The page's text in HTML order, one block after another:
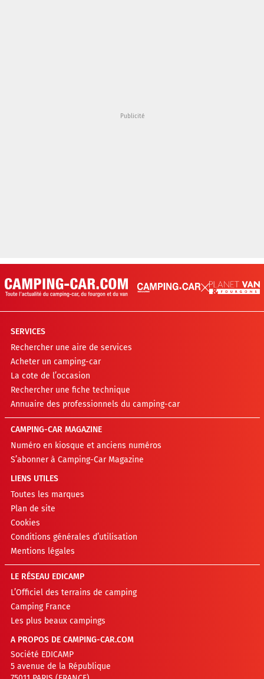
SERVICES
Rechercher une aire de services
Acheter un camping-car
La cote de l’occasion
Rechercher une fiche technique
Annuaire des professionnels du camping-car
CAMPING-CAR MAGAZINE
Numéro en kiosque et anciens numéros
S’abonner à Camping-Car Magazine
LIENS UTILES
Toutes les marques
Plan de site
Cookies
Conditions générales d’utilisation
Mentions légales
LE RÉSEAU EDICAMP
L’Officiel des terrains de camping
Camping France
Les plus beaux campings
A PROPOS DE CAMPING-CAR.COM
Société EDICAMP
5 avenue de la République